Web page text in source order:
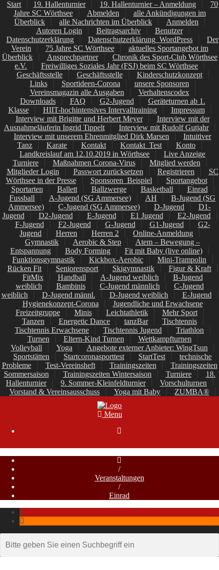
Start 19. Hallenturnier 19. Hallenturnier – Anmeldung
70
Jahre SC Wörthsee
Abmelden
alle Ankündigungen im
Überblick
alle Nachrichten im Überblick
Anmelden
Autoren Login
Beitragsarchiv
Benutzer
Datenschutzerklärung
Datenschutzerklärung_WordPress
Der
Verein
75 Jahre SC Wörthsee
aktuelles Sportangebot im
Überblick
Ansprechpartner
Chronik des Sport-Club Wörthsee
e.V.
Freiwilliges Soziales Jahr (FSJ) beim SC Wörthsee
Geschäftsstelle
Geschäftsstelle
Kinderschutzkonzept
Links
Sportideen-Corona
unsere Sponsoren
Vereinsmagazin alle Ausgaben
Verhaltenscodex
Downloads
FAQ G2-Jugend
Geräteturnen ab 1.
Klasse
HIIT-hochintensives Intervalltraining
Impressum
Interview mit Brigitte und Herbert Meyer
Interview mit der
Ausnahmeläuferin Ingrid Tippelt
Interview mit Rudolf Gutjahr
Interview mit unserem Ehrenmitglied Dirk Marsen
Intuitiver
Tanz
Karate Kontakt Kontakt_Test
Konto
Landkreislauf am 12.10.2019 in Wörthsee
Live Anzeige
Turniere
Maßnahmen Corona-Virus
Mitglied werden
Mitglieder Login
Passwort zurücksetzen Registrieren
SC
Wörthsee in der Presse
Sponsoren_Beispiel
Sportangebot
Sportarten
Ballett Ballzwerge Basketball
Einrad
Fussball
A-Jugend (SG Ammersee) AH
B-Jugend (SG
Ammersee)
C-Jugend (SG Ammersee) D-Jugend
D1-
Jugend
D2-Jugend E-Jugend E1 Jugend
E2-Jugend
F-Jugend
F2-Jugend G-Jugend G1-Jugend
G2-
Jugend
Herren Herren 2
Online-Anmeldung
Gymnastik
Aerobic & Step
Atem – Bewegung –
Entspannung
Body Forming
Fit mit Baby (live online)
Funktionsgymnastik
Kickbox-Aerobic
Mini-Trampolin
Rücken Fit
Seniorensport Skigymnastik
Figur & Kraft
FitMix
Handball A-Jugend weiblich
B-Jugend
weiblich
Bambinis C-Jugend männlich
C-Jugend
weiblich
D-Jugend männl. D-Jugend weiblich
E-Jugend
Hygienekonzept-Corona
Jugendliche und Erwachsene
Freizeitgruppe
Minis Leichtathletik
Mehr Sport
Tanzen
Energetic Dance tanzBar
Tischtennis
Tischtennis Erwachsene
Tischtennis Jugend
Triathlon
Turnen
Eltern-Kind Turnen
Wettkampfturnen
Volleyball
Yoga
Angebote externer Anbieter: WingTsun
Sportstätten
Startcoronasporttest StartTest
technische
Probleme
Test-Vereinsheft Trainingszeiten
Trainingszeiten
Sommersaison
Trainingszeiten Wintersaison Turniere
18.
Hallenturnier
9. Sommer-Kleinfeldturnier
Vorschulturnen
Vorstand & Vereinsausschuss
Yoga mit Baby ZUMBA®
Menu

/
Veranstaltungen
/
Einrad